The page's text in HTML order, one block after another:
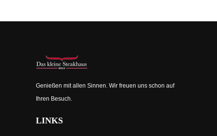
Genießen mit allen Sinnen. Wir freuen uns schon auf
Ihren Besuch.
LINKS